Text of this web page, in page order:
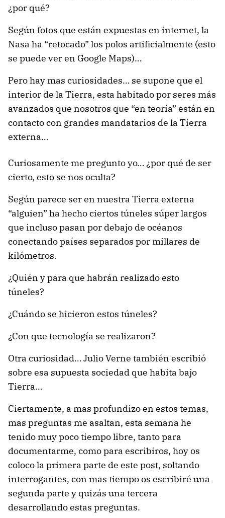
¿por qué?
Según fotos que están expuestas en internet, la
Nasa ha “retocado” los polos artificialmente (esto
se puede ver en Google Maps)…
Pero hay mas curiosidades… se supone que el
interior de la Tierra, esta habitado por seres más
avanzados que nosotros que “en teoría” están en
contacto con grandes mandatarios de la Tierra
externa…
Curiosamente me pregunto yo… ¿por qué de ser
cierto, esto se nos oculta?
Según parece ser en nuestra Tierra externa
“alguien” ha hecho ciertos túneles súper largos
que incluso pasan por debajo de océanos
conectando países separados por millares de
kilómetros.
¿Quién y para que habrán realizado esto
túneles?
¿Cuándo se hicieron estos túneles?
¿Con que tecnología se realizaron?
Otra curiosidad… Julio Verne también escribió
sobre esa supuesta sociedad que habita bajo
Tierra…
Ciertamente, a mas profundizo en estos temas,
mas preguntas me asaltan, esta semana he
tenido muy poco tiempo libre, tanto para
documentarme, como para escribiros, hoy os
coloco la primera parte de este post, soltando
interrogantes, con mas tiempo os escribiré una
segunda parte y quizás una tercera
desarrollando estas preguntas.